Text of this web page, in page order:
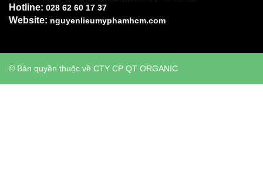
Hotline: 028 62 60 17 37
Website: nguyenlieumyphamhcm.com
© Bản quyền thuộc về CTY CP QT ORGANIC